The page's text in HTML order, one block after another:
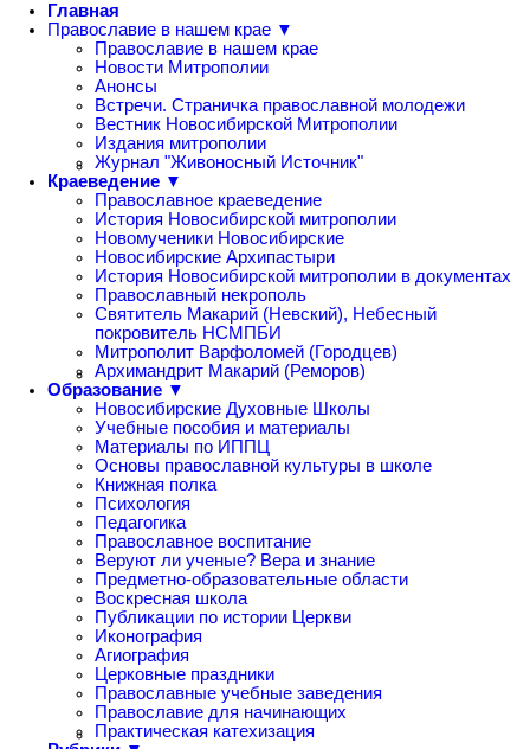
Главная
Православие в нашем крае ▼
Православие в нашем крае
Новости Митрополии
Анонсы
Встречи. Страничка православной молодежи
Вестник Новосибирской Митрополии
Издания митрополии
Журнал "Живоносный Источник"
Краеведение ▼
Православное краеведение
История Новосибирской митрополии
Новомученики Новосибирские
Новосибирские Архипастыри
История Новосибирской митрополии в документах
Православный некрополь
Святитель Макарий (Невский), Небесный
покровитель НСМПБИ
Митрополит Варфоломей (Городцев)
Архимандрит Макарий (Реморов)
Образование ▼
Новосибирские Духовные Школы
Учебные пособия и материалы
Материалы по ИППЦ
Основы православной культуры в школе
Книжная полка
Психология
Педагогика
Православное воспитание
Веруют ли ученые? Вера и знание
Предметно-образовательные области
Воскресная школа
Публикации по истории Церкви
Иконография
Агиография
Церковные праздники
Православные учебные заведения
Православие для начинающих
Практическая катехизация